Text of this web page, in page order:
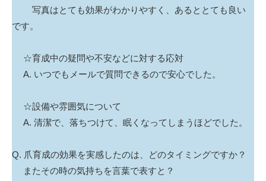
写真はとても効果がわかりやすく、あるととても良い
です。
☆育成中の疑問や不安などに対する応対
A. いつでもメールで質問できるので安心でした。
☆設備や雰囲気について
A. 清潔で、落ちつけて、眠くなってしまうほどでした。
Q. 爪育成の効果を実感したのは、どのタイミングですか？
またその時の気持ちを言葉で表すと？